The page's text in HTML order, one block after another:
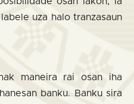
uza halo tranzasaun
maneira rai osan iha
banku. Banku sira